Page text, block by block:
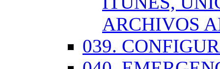
ARCHIVOS
039.